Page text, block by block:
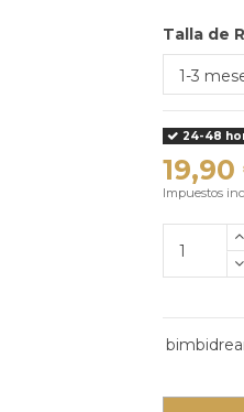
Talla de
24-48
Impuestos